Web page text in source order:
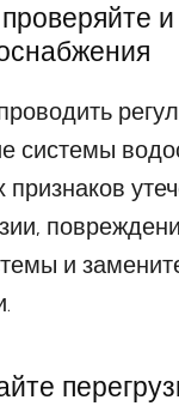
системы
и